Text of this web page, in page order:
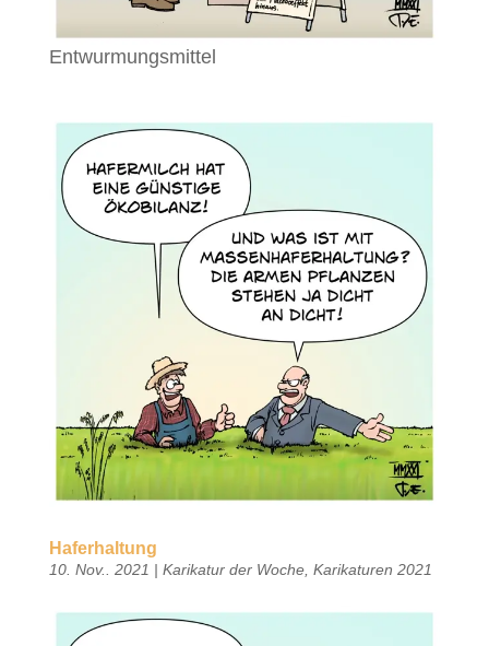
Entwurmungsmittel
Haferhaltung
10. Nov.. 2021 | Karikatur der Woche, Karikaturen 2021